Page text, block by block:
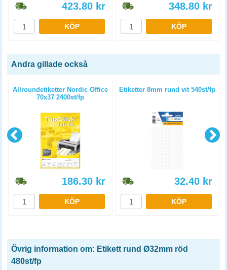
423.80 kr
KÖP
348.80 kr
KÖP
Andra gillade också
Allroundetiketter Nordic Office
70x37 2400st/fp
186.30 kr
KÖP
Etiketter 8mm rund vit 540st/fp
32.40 kr
KÖP
Övrig information om: Etikett rund Ø32mm röd
480st/fp